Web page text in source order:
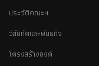
ประวัติคณะฯ
วิสัยทัศและพันธกิจ
โครงสร้างองค์